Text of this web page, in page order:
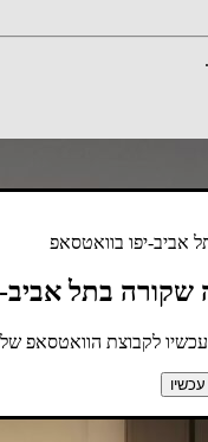
.
אביב-יפו בוואטסאפ
שקורה בתל
לקבוצת הוואטסאפ